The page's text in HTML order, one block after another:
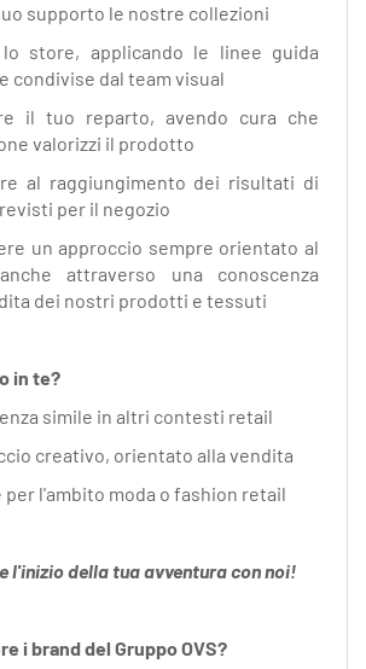
supporto le nostre collezioni
store, applicando le linee guida
condivise dal team visual
il tuo reparto, avendo cura che
valorizzi il prodotto
al raggiungimento dei risultati di
per il negozio
un approccio sempre orientato al
attraverso una conoscenza
dei nostri prodotti e tessuti
in te?
simile in altri contesti retail
creativo, orientato alla vendita
l'ambito moda o fashion retail
l'inizio della tua avventura con noi!
i brand del Gruppo OVS?